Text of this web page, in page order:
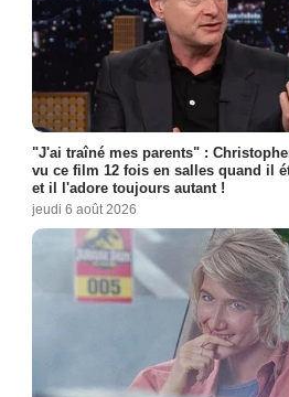
"J'ai traîné mes parents" :
vu ce film 12 fois en salles quand il
et il l'adore toujours autant !
jeudi 6 août 2026